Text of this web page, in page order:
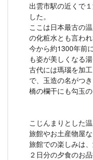
出雲市駅の近くで
した。
ここは日本最古の
の化粧水とも言われ
今から約1300年前
も姿が美しくなる
古代には瑪瑙を加
で、玉造の名がつき
橋の欄干にも勾玉の
こじんまりとした
旅館やお土産物屋な
旅館での楽しみは
２日分の夕食のお